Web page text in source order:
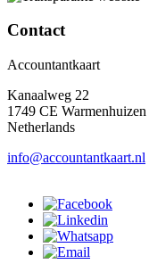
Contact
Accountantkaart
Kanaalweg 22
1749 CE Warmenhuizen
Netherlands
info@accountantkaart.nl